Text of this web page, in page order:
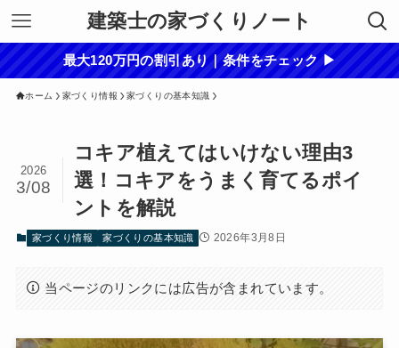
建築士の家づくりノート
最大120万円の割引あり｜条件をチェック ▶
ホーム 家づくり情報 家づくりの基本知識
コキア植えてはいけない理由3
選！コキアをうまく育てるポイ
ントを解説
2026
3/08
家づくり情報 家づくりの基本知識 2026年3月8日
当ページのリンクには広告が含まれています。